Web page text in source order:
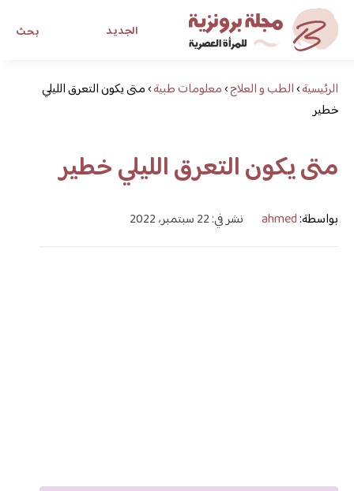
بحث الجديد
مجلة برونزية للفتاة العصريةالرئيسية›الطب و العلاج›معلومات طبية›متى يكون التعرق الليلي
خطير
متى يكون التعرق الليلي خطير
بواسطة:ahmed نشر في: 22 سبتمبر، 2022